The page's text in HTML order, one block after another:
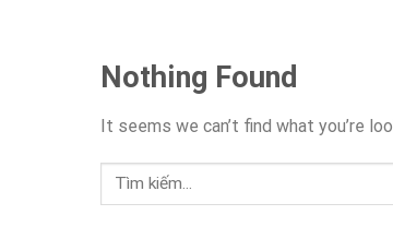
Nothing Found
It seems we can’t find what you’re